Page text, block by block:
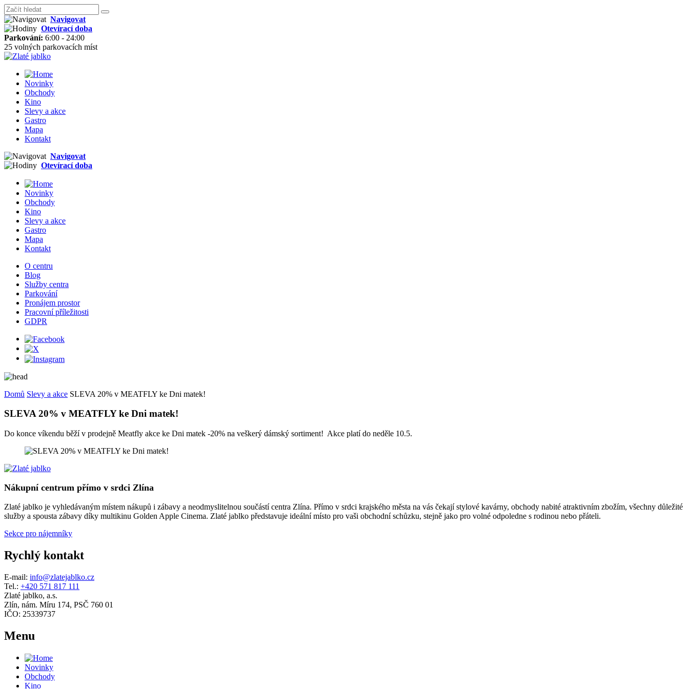
Navigovat
Otevírací doba
Parkování: 6:00 - 24:00
25 volných parkovacích míst
Novinky
Obchody
Kino
Slevy a akce
Gastro
Mapa
Kontakt
Navigovat
Otevírací doba
Novinky
Obchody
Kino
Slevy a akce
Gastro
Mapa
Kontakt
O centru
Blog
Služby centra
Parkování
Pronájem prostor
Pracovní příležitosti
GDPR
Domů Slevy a akce SLEVA 20% v MEATFLY ke Dni matek!
SLEVA 20% v MEATFLY ke Dni matek!
Do konce víkendu běží v prodejně Meatfly akce ke Dni matek -20% na veškerý dámský sortiment! Akce platí do neděle 10.5.
Nákupní centrum přímo v srdci Zlína
Zlaté jablko je vyhledávaným místem nákupů i zábavy a neodmyslitelnou součástí centra Zlína. Přímo v srdci krajského města na vás čekají stylové kavárny, obchody nabité atraktivním zbožím, všechny důležité
služby a spousta zábavy díky multikinu Golden Apple Cinema. Zlaté jablko představuje ideální místo pro vaši obchodní schůzku, stejně jako pro volné odpoledne s rodinou nebo přáteli.
Sekce pro nájemníky
Rychlý kontakt
E-mail: info@zlatejablko.cz
Tel.: +420 571 817 111
Zlaté jablko, a.s.
Zlín, nám. Míru 174, PSČ 760 01
IČO: 25339737
Menu
Novinky
Obchody
Kino